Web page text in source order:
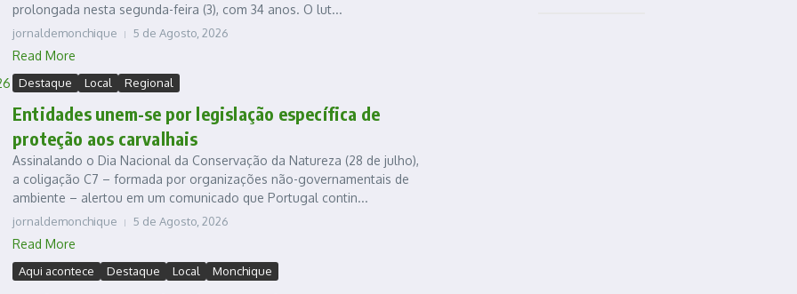
prolongada nesta segunda-feira (3), com 34 anos. O lut...
jornaldemonchique 5 de Agosto, 2026
Read More
Destaque Local Regional
Entidades unem-se por legislação específica de
proteção aos carvalhais
Assinalando o Dia Nacional da Conservação da Natureza (28 de julho),
a coligação C7 – formada por organizações não-governamentais de
ambiente – alertou em um comunicado que Portugal contin...
jornaldemonchique 5 de Agosto, 2026
Read More
Aqui acontece Destaque Local Monchique